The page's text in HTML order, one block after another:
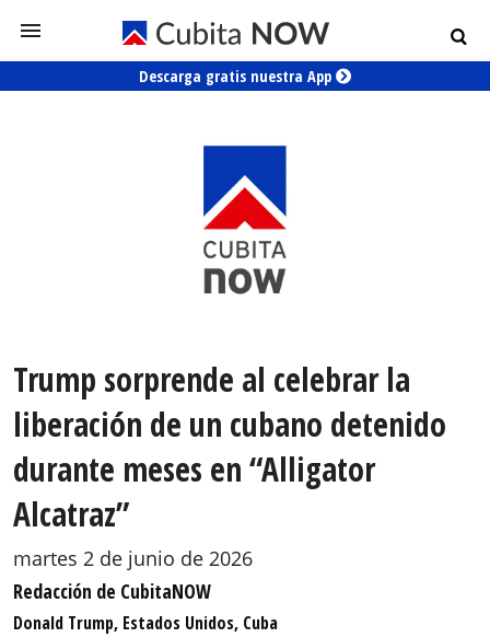
Descarga gratis nuestra App
Trump sorprende al celebrar la
liberación de un cubano detenido
durante meses en “Alligator
Alcatraz”
martes 2 de junio de 2026
Redacción de CubitaNOW
Donald Trump, Estados Unidos, Cuba